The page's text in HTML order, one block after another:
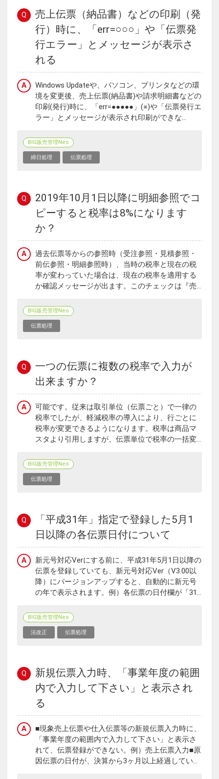
Q
売上伝票（納品書）などの印刷（発
行）時に、「err=○○○」や「伝票発
行エラー」とメッセージが表示さ
れる
A
Windows Updateや、パソコン、プリンタなどの環
境を変更後、売上伝票(納品書)や請求明細書などの
印刷(発行)時に、「err=●●●●●」(※)や「伝票発行エ
ラー」とメッセージが表示され印刷ができな...
BIG販売管理Neo
締日処理 伝票処理
Q
2019年10月1日以降に明細参照でコ
ピーすると税率は8%になります
か？
A
過去伝票等からの参照時（受注参照・見積参照・
前伝参照・明細参照時）、当時の税率と現在の税
率が変わっていた場合は、現在の税率を適用する
か確認メッセージが出ます。このチェックは『売...
BIG販売管理Neo
伝票処理
Q
一つの伝票に複数の税率で入力が
出来ますか？
A
可能です。従来は取引単位（伝票ごと）で一律の
税率でしたが、軽減税率の導入により、行ごとに
税率が変更できるようになります。税率は商品マ
スタより引用しますが、伝票単位で税率の一括変...
BIG販売管理Neo
伝票処理
Q
「平成31年」指定で登録した5月1
日以降の各伝票日付について
A
新元号対応Verにする前に、平成31年5月1日以降の
伝票を登録していても、新元号対応Ver（V3.00以
降）にバージョンアップすると、自動的に新元号
の年で表示されます。例）各伝票の日付欄が「31...
BIG販売管理Neo
法改正 伝票処理
Q
新規伝票入力時、「事業年度の範囲
内で入力して下さい」と表示され
る
A
■現象売上伝票や仕入伝票等の新規伝票入力時に、
「事業年度の範囲内で入力して下さい」と表示さ
れて、伝票登録ができない。例）売上伝票入力■原
因伝票の日付が、決算から3ヶ月以上経過してい...